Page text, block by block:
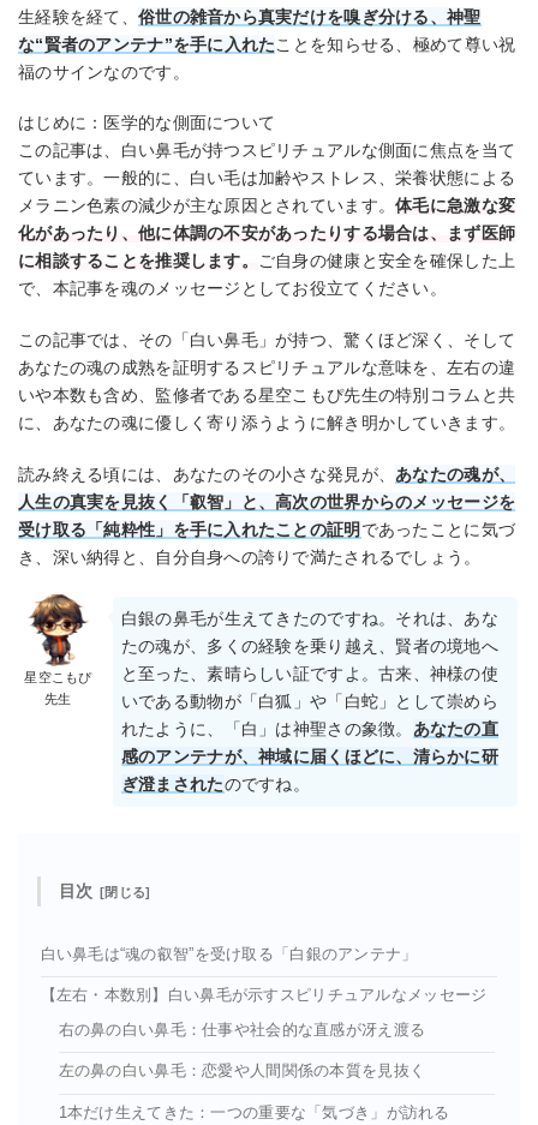
生経験を経て、 俗世の雑音から真実だけを嗅ぎ分ける、神聖
な“賢者のアンテナ”を手に入れたことを知らせる、極めて尊い祝
福のサインなのです。
はじめに：医学的な側面について
この記事は、白い鼻毛が持つスピリチュアルな側面に焦点を当て
ています。一般的に、白い毛は加齢やストレス、栄養状態による
メラニン色素の減少が主な原因とされています。体毛に急激な変
化があったり、他に体調の不安があったりする場合は、まず医師
に相談することを推奨します。 ご自身の健康と安全を確保した上
で、本記事を魂のメッセージとしてお役立てください。
この記事では、その「白い鼻毛」が持つ、驚くほど深く、そして
あなたの魂の成熟を証明するスピリチュアルな意味を、左右の違
いや本数も含め、監修者である星空こもぴ先生の特別コラムと共
に、あなたの魂に優しく寄り添うように解き明かしていきます。
読み終える頃には、あなたのその小さな発見が、 あなたの魂が、
人生の真実を見抜く「叡智」と、高次の世界からのメッセージを
受け取る「純粋性」を手に入れたことの証明 であったことに気づ
き、深い納得と、自分自身への誇りで満たされるでしょう。
星空こもぴ
先生
白銀の鼻毛が生えてきたのですね。それは、あな
たの魂が、多くの経験を乗り越え、賢者の境地へ
と至った、素晴らしい証ですよ。古来、神様の使
いである動物が「白狐」や「白蛇」として崇めら
れたように、「白」は神聖さの象徴。 あなたの直
感のアンテナが、神域に届くほどに、清らかに研
ぎ澄まされたのですね。
目次
白い鼻毛は“魂の叡智”を受け取る「白銀のアンテナ」
【左右・本数別】白い鼻毛が示すスピリチュアルなメッセージ
右の鼻の白い鼻毛：仕事や社会的な直感が冴え渡る
左の鼻の白い鼻毛：恋愛や人間関係の本質を見抜く
1本だけ生えてきた：一つの重要な「気づき」が訪れる